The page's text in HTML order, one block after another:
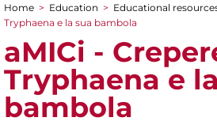
You are here
Home > Education > Educational
Tryphaena e la sua bambola
aMICi -
Tryphaena e
bambola